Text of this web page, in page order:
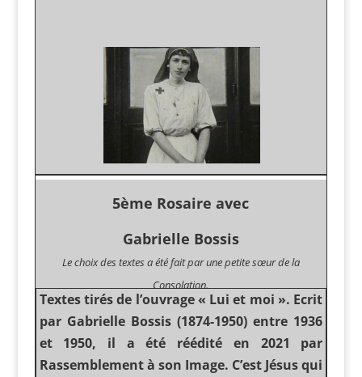
5ème Rosaire avec
Gabrielle Bossis
Le choix des textes a été fait par une petite sœur de la
Consolation.
Textes tirés de l’ouvrage « Lui et moi ». Ecrit
par Gabrielle Bossis (1874-1950) entre 1936
et 1950, il a été réédité en 2021 par
Rassemblement à son Image. C’est Jésus qui